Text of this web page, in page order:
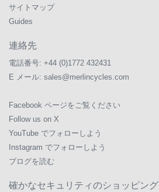
サイトマップ
Guides
連絡先
電話番号: +44 (0)1772 432431
E メール: sales@merlincycles.com
Facebook ページをご覧ください
Follow us on X
YouTube でフォローしよう
Instagram でフォローしよう
ブログを読む
確かなセキュリティのショッピング